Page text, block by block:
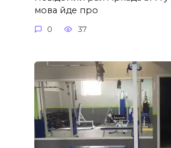
мова йде про
0 37